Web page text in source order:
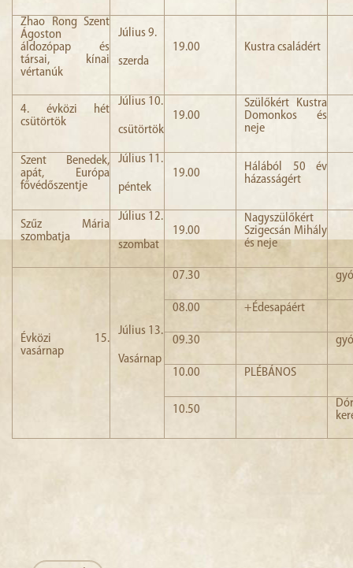
Zhao Rong Szent
Ágoston
áldozópap és
társai, kínai
vértanúk
Július 9.
szerda
19.00 Kustra családért
4. évközi hét
csütörtök
Július 10.
csütörtök
19.00
Szülőkért Kustra
Domonkos és
neje
Szent Benedek,
apát, Európa
fővédőszentje
Július 11.
péntek
19.00
Hálából 50 év
házasságért
Szűz Mária
szombatja
Július 12.
szombat
19.00
Nagyszülőkért
Szigecsán Mihály
és neje
Évközi 15.
vasárnap
Július 13.
Vasárnap
07.30
08.00 +Édesapáért
09.30
10.00 PLÉBÁNOS
10.50